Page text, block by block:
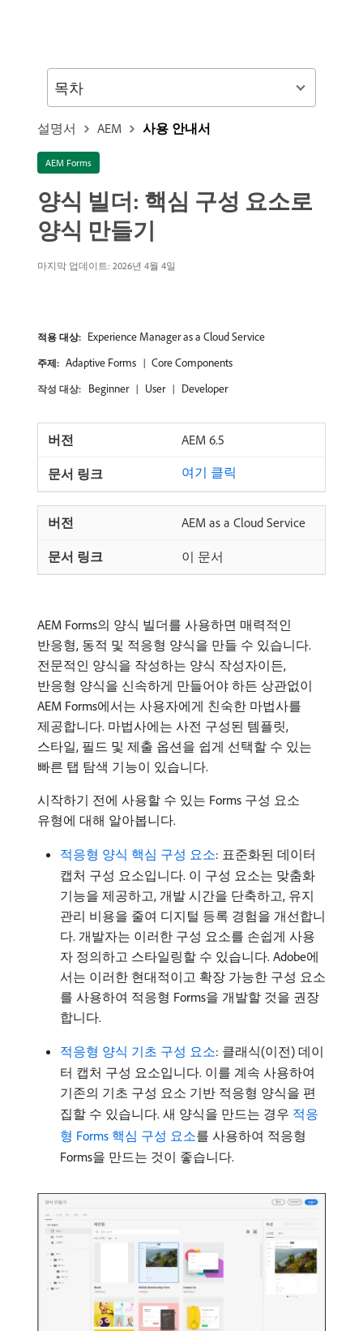
설명서 AEM 사용 안내서
AEM Forms
양식 빌더: 핵심 구성 요소로
양식 만들기
마지막 업데이트: 2026년 4월 4일
적용 대상: Experience Manager as a Cloud Service
주제: Adaptive Forms Core Components
작성 대상: Beginner User Developer
AEM 6.5
여기 클릭
AEM as a Cloud Service
이 문서
AEM Forms의 양식 빌더를 사용하면 매력적인
반응형, 동적 및 적응형 양식을 만들 수 있습니다.
전문적인 양식을 작성하는 양식 작성자이든,
반응형 양식을 신속하게 만들어야 하든 상관없이
AEM Forms에서는 사용자에게 친숙한 마법사를
제공합니다. 마법사에는 사전 구성된 템플릿,
스타일, 필드 및 제출 옵션을 쉽게 선택할 수 있는
빠른 탭 탐색 기능이 있습니다.
시작하기 전에 사용할 수 있는 Forms 구성 요소
유형에 대해 알아봅니다.
적응형 양식 핵심 구성 요소: 표준화된 데이터
캡처 구성 요소입니다. 이 구성 요소는 맞춤화
기능을 제공하고, 개발 시간을 단축하고, 유지
관리 비용을 줄여 디지털 등록 경험을 개선합니
다. 개발자는 이러한 구성 요소를 손쉽게 사용
자 정의하고 스타일링할 수 있습니다. Adobe에
서는 이러한 현대적이고 확장 가능한 구성 요소
를 사용하여 적응형 Forms을 개발할 것을 권장
합니다.
적응형 양식 기초 구성 요소: 클래식(이전) 데이
터 캡처 구성 요소입니다. 이를 계속 사용하여
기존의 기초 구성 요소 기반 적응형 양식을 편
집할 수 있습니다. 새 양식을 만드는 경우 적응
형 Forms 핵심 구성 요소를 사용하여 적응형
Forms을 만드는 것이 좋습니다.
목차